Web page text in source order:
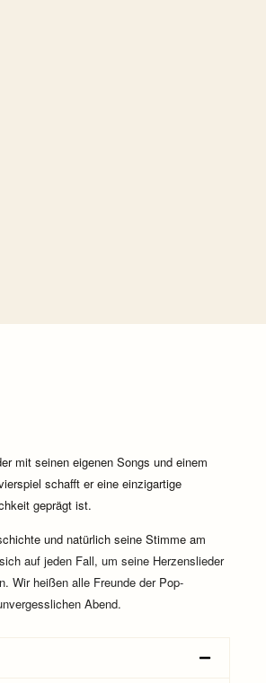
mit seinen eigenen Songs und einem
schafft er eine einzigartige
geprägt ist.
und natürlich seine Stimme am
auf jeden Fall, um seine Herzenslieder
Wir heißen alle Freunde der Pop-
Abend.